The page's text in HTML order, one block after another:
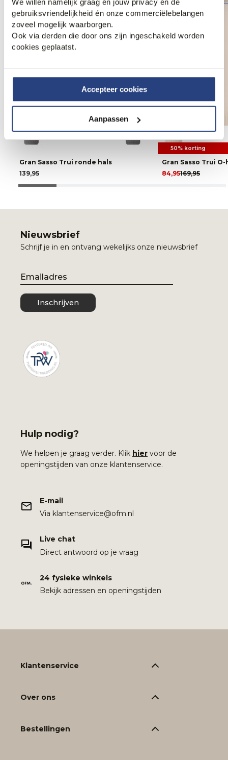
gebruiksvriendelijkheid én onze commerciëlebelangen
zoveel mogelijk waarborgen.
Ook via derden die door ons zijn ingeschakeld worden
cookies geplaatst.
Accepteer cookies
Aanpassen
Gran Sasso Trui ronde hals
139,95
50% korting
Gran Sasso Trui O-
169,95
84,95
Nieuwsbrief
Schrijf je in en ontvang wekelijks onze nieuwsbrief
Email
Inschrijven
Hulp nodig?
We helpen je graag verder. Klik hier voor de
openingstijden van onze klantenservice.
E-mail
Via klantenservice@ofm.nl
Live chat
Direct antwoord op je vraag
24 fysieke winkels
Bekijk adressen en openingstijden
Klantenservice
Over ons
Bestellingen